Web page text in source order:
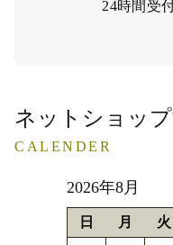
24時間受
ネットショップ
CALENDER
2026年8月
日 月 火